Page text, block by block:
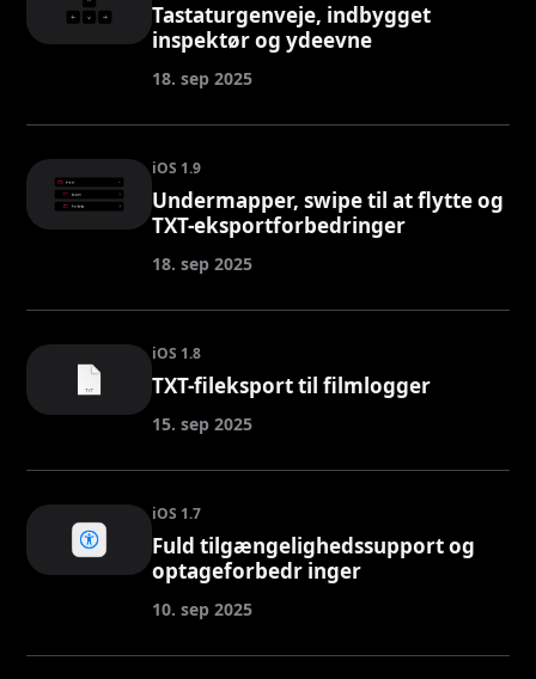
Tastaturgenveje, indbygget
inspektør og ydeevne
18. sep 2025
iOS 1.9
Undermapper, swipe til at flytte og
TXT-eksportforbedringer
18. sep 2025
iOS 1.8
TXT-fileksport til filmlogger
15. sep 2025
iOS 1.7
Fuld tilgængelighedssupport og
optageforbedr inger
10. sep 2025